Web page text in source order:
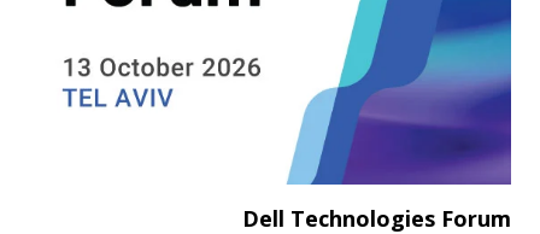
Dell Technologies Forum